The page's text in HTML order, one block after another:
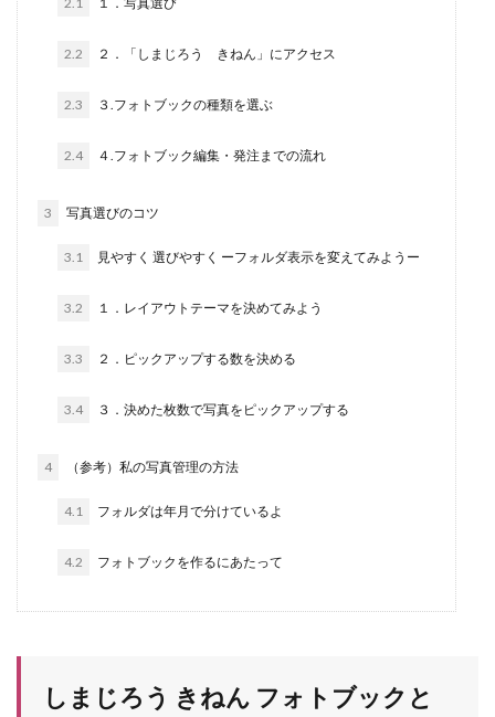
2.2 ２．「しまじろう きねん」にアクセス
2.3 ３.フォトブックの種類を選ぶ
2.4 ４.フォトブック編集・発注までの流れ
3 写真選びのコツ
3.1 見やすく 選びやすく ーフォルダ表示を変えてみようー
3.2 １．レイアウトテーマを決めてみよう
3.3 ２．ピックアップする数を決める
3.4 ３．決めた枚数で写真をピックアップする
4 （参考）私の写真管理の方法
4.1 フォルダは年月で分けているよ
4.2 フォトブックを作るにあたって
しまじろう きねん フォトブックと